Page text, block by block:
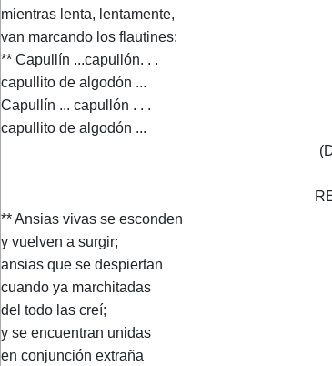
mientras lenta, lentamente,
van marcando los flautines:
** Capullín ...capullón. . .
capullito de algodón ...
Capullín ... capullón . . .
capullito de algodón ...
** Ansias vivas se esconden
y vuelven a surgir;
ansias que se despiertan
cuando ya marchitadas
del todo las creí;
y se encuentran unidas
en conjunción extraña